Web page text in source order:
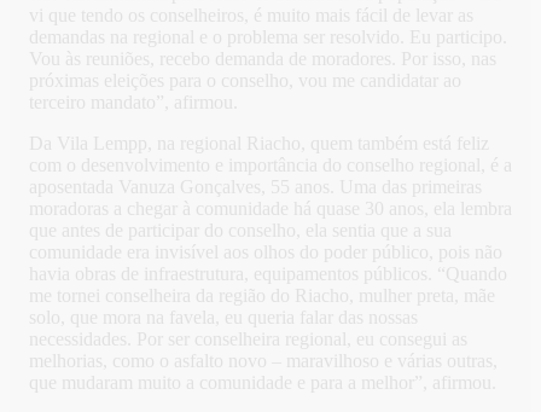
vi que tendo os conselheiros, é muito mais fácil de levar as
demandas na regional e o problema ser resolvido. Eu participo.
Vou às reuniões, recebo demanda de moradores. Por isso, nas
próximas eleições para o conselho, vou me candidatar ao
terceiro mandato”, afirmou.
Da Vila Lempp, na regional Riacho, quem também está feliz
com o desenvolvimento e importância do conselho regional, é a
aposentada Vanuza Gonçalves, 55 anos. Uma das primeiras
moradoras a chegar à comunidade há quase 30 anos, ela lembra
que antes de participar do conselho, ela sentia que a sua
comunidade era invisível aos olhos do poder público, pois não
havia obras de infraestrutura, equipamentos públicos. “Quando
me tornei conselheira da região do Riacho, mulher preta, mãe
solo, que mora na favela, eu queria falar das nossas
necessidades. Por ser conselheira regional, eu consegui as
melhorias, como o asfalto novo – maravilhoso e várias outras,
que mudaram muito a comunidade e para a melhor”, afirmou.